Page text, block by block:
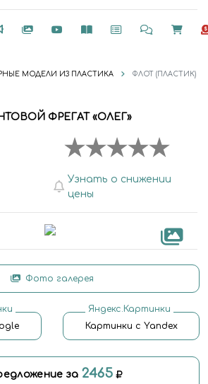
МОДЕЛИ ИЗ ПЛАСТИКА ФЛОТ (ПЛАСТИК)
ФРЕГАТ «ОЛЕГ»
Узнать о снижении
цены
Фото галерея
Яндекс.Картинки
Картинки с Yandex
за 2465